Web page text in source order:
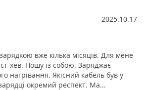
2025.10.17
вже кілька місяців. Для мене
хев. Ношу із собою. Заряджає
нагрівання. Якісний кабель був у
окремий респект. Ма...